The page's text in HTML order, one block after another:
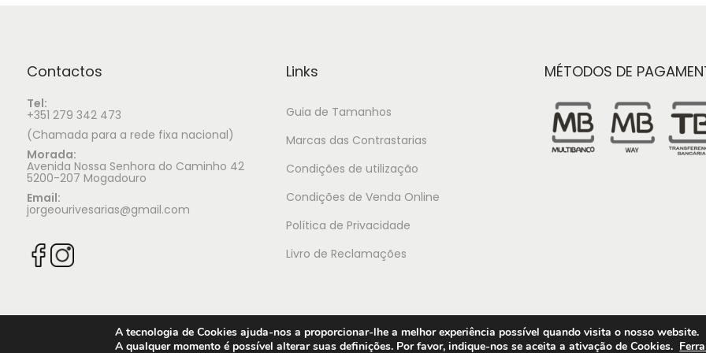
Contactos
Tel:
+351 279 342 473
(Chamada para a rede fixa nacional)
Morada:
Avenida Nossa Senhora do Caminho 42
5200-207 Mogadouro
Email:
jorgeourivesarias@gmail.com
Links
Guia de Tamanhos
Marcas das Contrastarias
Condições de utilização
Condições de Venda Online
Política de Privacidade
Livro de Reclamações
MÉTODOS DE
© 2025 Jorge Ourivesaria |Manutenção: TECH X
A tecnologia de Cookies ajuda-nos a proporcionar-lhe a melhor experiência possível quando visita o nosso website.
A qualquer momento é possível alterar suas definições. Por favor, indique-nos se aceita a ativação de Cookies.